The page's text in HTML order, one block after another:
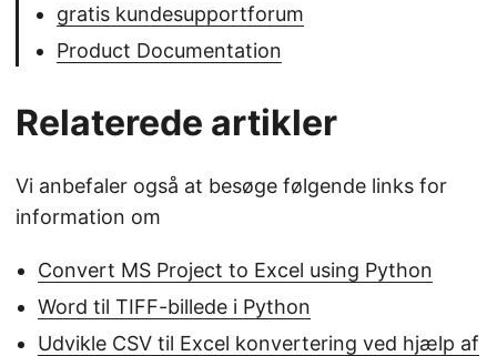
gratis kundesupportforum
Product Documentation
Relaterede artikler
Vi anbefaler også at besøge følgende links for
information om
Convert MS Project to Excel using Python
Word til TIFF-billede i Python
Udvikle CSV til Excel konvertering ved hjælp af